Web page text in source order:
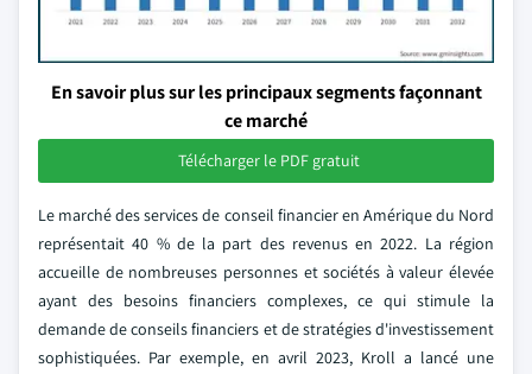
En savoir plus sur les principaux segments façonnant
ce marché
Télécharger le PDF gratuit
Le marché des services de conseil financier en Amérique du Nord
représentait 40 % de la part des revenus en 2022. La région
accueille de nombreuses personnes et sociétés à valeur élevée
ayant des besoins financiers complexes, ce qui stimule la
demande de conseils financiers et de stratégies d'investissement
sophistiquées. Par exemple, en avril 2023, Kroll a lancé une